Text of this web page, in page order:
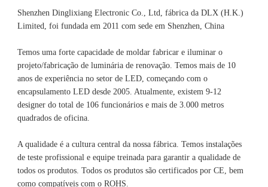
Shenzhen Dinglixiang Electronic Co., Ltd, fábrica da DLX (H.K.)
Limited, foi fundada em 2011 com sede em Shenzhen, China
Temos uma forte capacidade de moldar fabricar e iluminar o
projeto/fabricação de luminária de renovação. Temos mais de 10
anos de experiência no setor de LED, começando com o
encapsulamento LED desde 2005. Atualmente, existem 9-12
designer do total de 106 funcionários e mais de 3.000 metros
A qualidade é a cultura central da nossa fábrica. Temos instalações
de teste profissional e equipe treinada para garantir a qualidade de
todos os produtos. Todos os produtos são certificados por CE, bem